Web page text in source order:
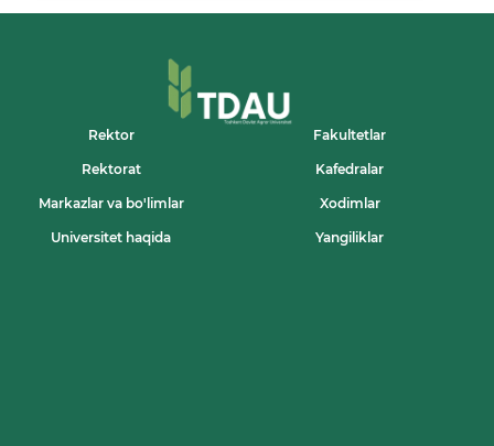
MUSTAHKAMLASH
TURMUSH
TARG’IB
MAQSADIDA
INSON-
Rektor Fakultetlar
Rektorat Kafedralar
Markazlar va bo'limlar Xodimlar
Universitet haqida Yangiliklar